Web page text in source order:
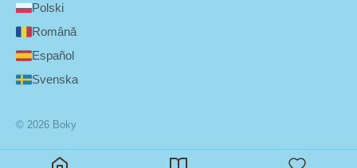
Polski
Română
Español
Svenska
© 2026 Boky